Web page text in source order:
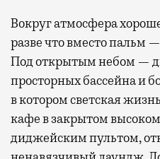
Вокруг атмосфера
разве что вместо пальм
Под открытым небом —
просторных бассейна и
в котором светская
кафе в закрытом
диджейским пультом,